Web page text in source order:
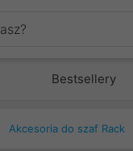
Bestsellery
Akcesoria do szaf Rack